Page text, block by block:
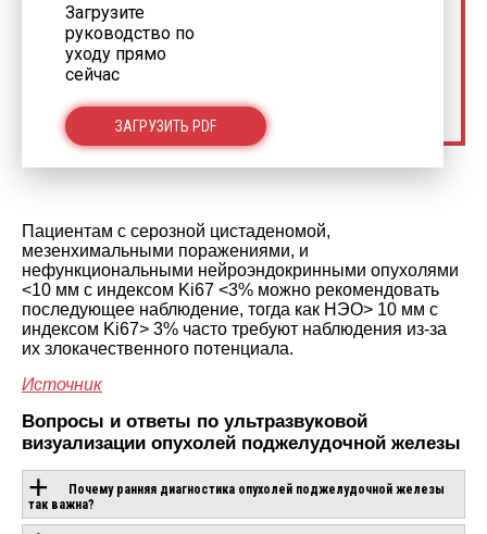
Загрузите
руководство по
уходу прямо
сейчас
ЗАГРУЗИТЬ PDF
Пациентам с серозной цистаденомой,
мезенхимальными поражениями, и
нефункциональными нейроэндокринными опухолями
<10 мм с индексом Ki67 <3% можно рекомендовать
последующее наблюдение, тогда как НЭО> 10 мм с
индексом Ki67> 3% часто требуют наблюдения из-за
их злокачественного потенциала.
Источник
Вопросы и ответы по ультразвуковой
визуализации опухолей поджелудочной железы
Почему ранняя диагностика опухолей поджелудочной железы
так важна?